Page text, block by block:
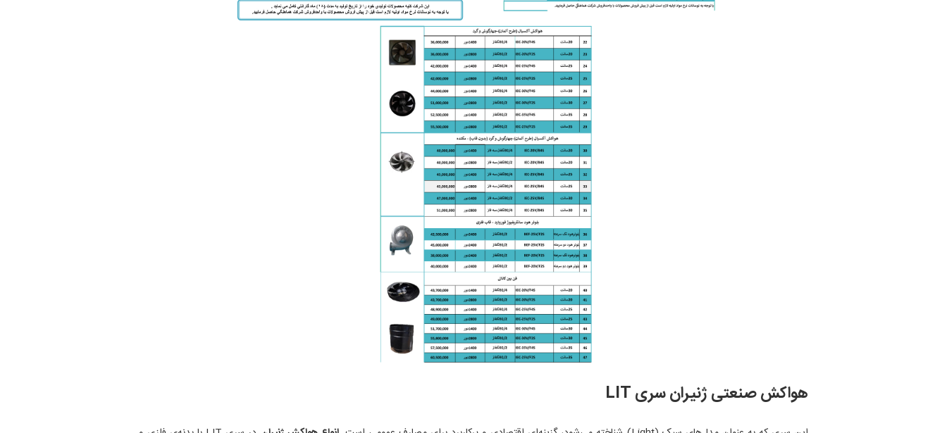
هواکش صنعتی ژنیران سری LIT